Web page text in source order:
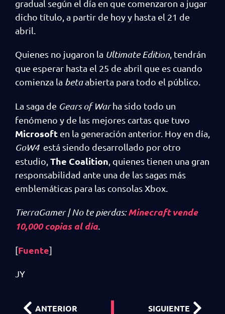
gradual según el día en que comenzaron a jugar
dicho título, a partir de hoy y hasta el 21 de
abril.
Quienes no jugaron la Ultimate Edition , tendrán
que esperar hasta el 25 de abril que es cuando
comienza la betaabierta para todo el público.
La saga de Gears of Warha sido todo un
fenómeno y de las mejores cartas que tuvo
Microsoft en la generación anterior. Hoy en día,
GoW4está siendo desarrollado por otro
estudio, The Coalition , quienes tienen una gran
responsabilidad ante una de las sagas más
emblemáticas para las consolas Xbox.
TierraGamer | No te pierdas:Minecraft vende
10,000 copias al día.
[Fuente]
JY
ANTERIOR SIGUIENTE